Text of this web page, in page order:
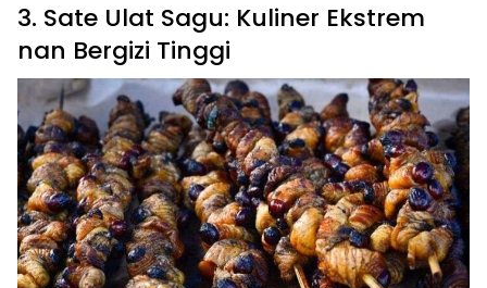
3. Sate Ulat Sagu: Kuliner Ekstrem
nan Bergizi Tinggi